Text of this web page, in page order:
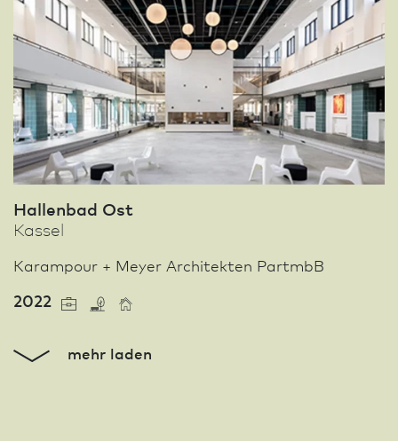
Hallenbad Ost
Kassel
Karampour + Meyer Architekten PartmbB
2022
mehr laden